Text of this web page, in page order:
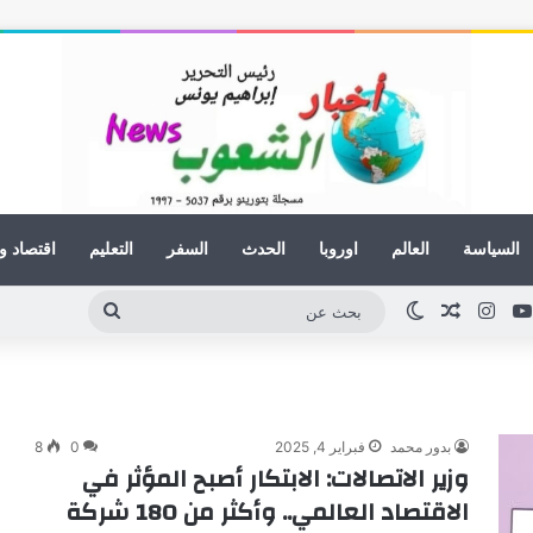
السياسة العالم اوروبا الحدث السفر التعليم اقتصاد
يوتيوب انستقراممقال عشوائي
الوضع المظلم
بدور محمد فبراير 4, 2025 0
8
وزير الاتصالات: الابتكار أصبح المؤثر في
الاقتصاد العالمي.. وأكثر من 180 شركة